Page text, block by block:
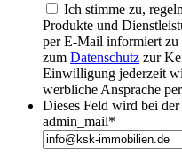
Ich stimme zu,
Produkte und
per E-Mail informiert zu
zum Datenschutz zur
Einwilligung jederzeit
werbliche Ansprache
Dieses Feld wird bei
admin_mail*